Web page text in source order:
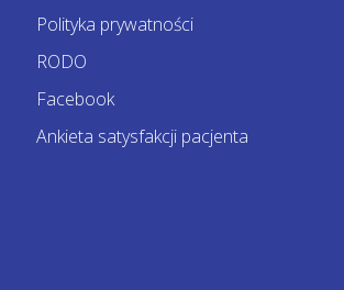
Polityka prywatności
RODO
Facebook
Ankieta satysfakcji pacjenta